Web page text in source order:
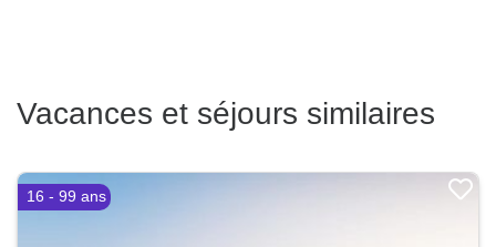
Vacances et séjours similaires
16 - 99 ans